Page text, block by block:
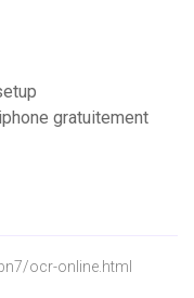
gratuitement
ocr-online.html